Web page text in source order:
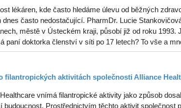
lékáren, kde často hledáme úlevu od běžných
dnes často nedostačující. PharmDr. Lucie
městě v Ústeckém kraji, působí již od roku
paní doktorka členství v síti po 17 letech? To vše a
filantropických aktivitách společnosti Alliance
vnímá filantropické aktivity jako způsob
budoucnost. Prostřednictvím těchto aktivit